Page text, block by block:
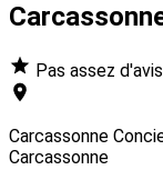
Pas assez d'avis
Carcassonne
Carcassonne